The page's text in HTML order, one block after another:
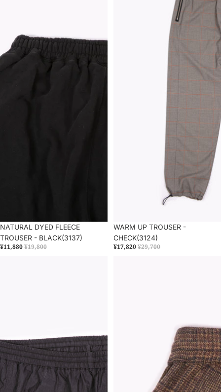
セール
NATURAL DYED FLEECE
TROUSER - BLACK(3137)
¥11,880¥19,800
セール
WARM UP TROUSER -
CHECK(3124)
¥17,820¥29,700